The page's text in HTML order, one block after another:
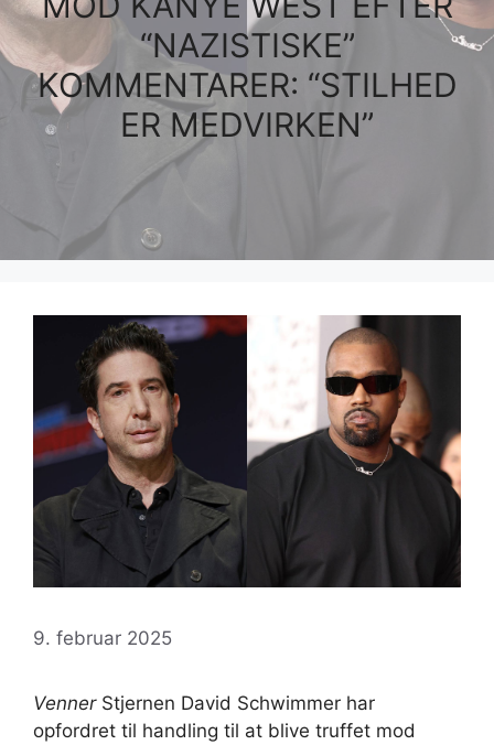
“NAZISTISKE”
KOMMENTARER: “STILHED
ER MEDVIRKEN”
9. februar 2025
VennerStjernen David Schwimmer har
opfordret til handling til at blive truffet mod